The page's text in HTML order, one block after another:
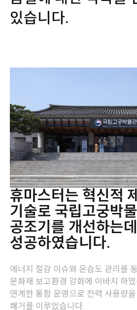
있습니다.
휴마스터는 혁신적
기술로 국립고궁박
공조기를 개선하는데
성공하였습니다.
에너지 절감 이슈와 온습도 관리를
문화재 보고환경 강화에 이바지 하
연계한 통함 운영으로 전력 사용량
쾌거를 이루었습니다.